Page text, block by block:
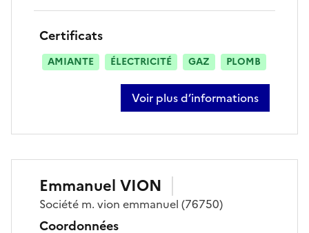
Certificats
AMIANTE ÉLECTRICITÉ GAZ PLOMB
Voir plus d’informations
sur bruno vieubled
Emmanuel VION
Société m. vion emmanuel (76750)
Coordonnées